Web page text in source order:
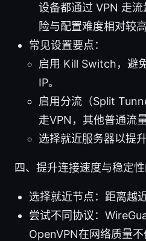
设备都通过 VPN 走
险与配置难度相对较高
常见设置要点：
启用 Kill Switch，避
IP。
启用分流（Split
走VPN，其他普通流
选择就近服务器以提
四、提升连接速度与稳定
选择就近节点：距离越
尝试不同协议：
OpenVPN在网络质量不